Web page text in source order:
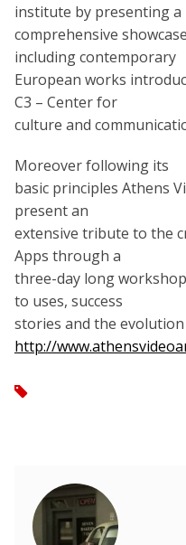
institute by presenting a
comprehensive
including contemporary
European works
C3 – Center for
culture and
Moreover following its
basic principles Athens
present an
extensive tribute to the
Apps through a
three-day long
to uses, success
stories and the
http://
tag